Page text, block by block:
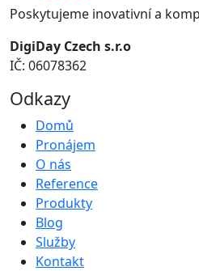
Poskytujeme inovativní a
DigiDay Czech s.r.o
IČ: 06078362
Odkazy
Domů
Pronájem
O nás
Reference
Produkty
Blog
Služby
Kontakt